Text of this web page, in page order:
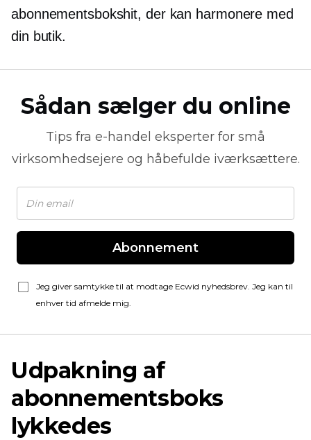
abonnementsbokshit, der kan harmonere med
din butik.
Sådan sælger du online
Tips fra e-handel eksperter for små
virksomhedsejere og håbefulde iværksættere.
Abonnement
Jeg giver samtykke til at modtage Ecwid nyhedsbrev. Jeg kan til
enhver tid afmelde mig.
Udpakning af
abonnementsboks
lykkedes